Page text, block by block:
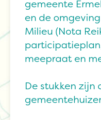
gemeente
en de
Milieu (Nota
meepraat en
De stukken zijn